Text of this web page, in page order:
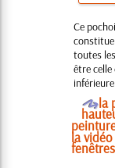
Ce
toutes
être
Ola
la vidéo